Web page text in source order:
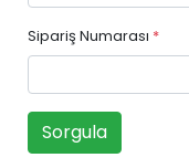
Sipariş Numarası *
Sorgula